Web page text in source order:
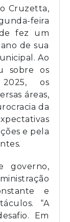
Cruzetta,
feira
fez um
de sua
Ao
sobre os
os
áreas,
da
e pela
governo,
e
“A
Em